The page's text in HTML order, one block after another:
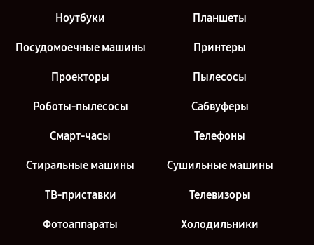
Ноутбуки Планшеты
Посудомоечные машины Принтеры
Проекторы Пылесосы
Роботы-пылесосы Сабвуферы
Смарт-часы Телефоны
Стиральные машины Сушильные машины
ТВ-приставки Телевизоры
Фотоаппараты Холодильники